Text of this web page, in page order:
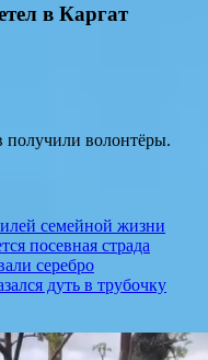
в Каргат
получили волонтёры.
семейной жизни
посевная страда
серебро
дуть в трубочку